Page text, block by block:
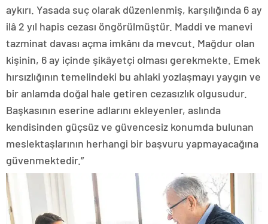
aykırı. Yasada suç olarak düzenlenmiş, karşılığında 6 ay
ilâ 2 yıl hapis cezası öngörülmüştür. Maddi ve manevi
tazminat davası açma imkânı da mevcut. Mağdur olan
kişinin, 6 ay içinde şikâyetçi olması gerekmekte. Emek
hırsızlığının temelindeki bu ahlaki yozlaşmayı yaygın ve
bir anlamda doğal hale getiren cezasızlık olgusudur.
Başkasının eserine adlarını ekleyenler, aslında
kendisinden güçsüz ve güvencesiz konumda bulunan
meslektaşlarının herhangi bir başvuru yapmayacağına
güvenmektedir.”